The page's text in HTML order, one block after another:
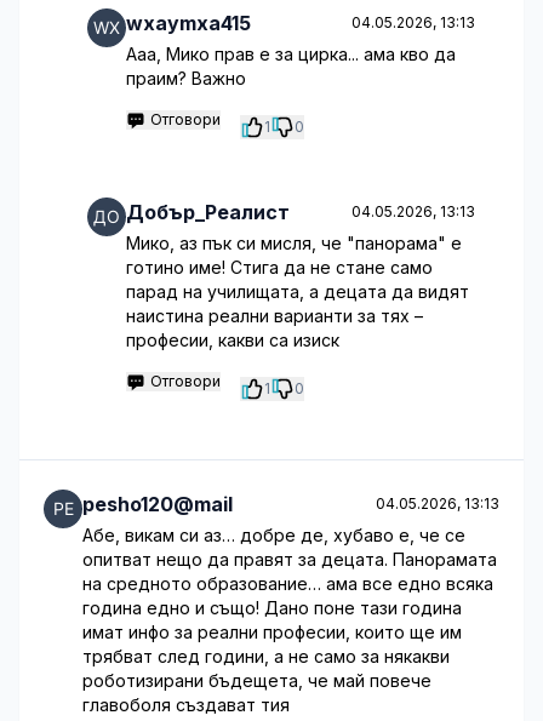
wxaymxa415 04.05.2026, 13:13
Ааа, Мико прав е за цирка... ама кво да
праим? Важно
Отговори 1 0
Добър_Реалист 04.05.2026, 13:13
Мико, аз пък си мисля, че "панорама" е
готино име! Стига да не стане само
парад на училищата, а децата да видят
наистина реални варианти за тях –
професии, какви са изиск
Отговори 1 0
pesho120@mail 04.05.2026, 13:13
Абе, викам си аз… добре де, хубаво е, че се
опитват нещо да правят за децата. Панорамата
на средното образование… ама все едно всяка
година едно и също! Дано поне тази година
имат инфо за реални професии, които ще им
трябват след години, а не само за някакви
роботизирани бъдещета, че май повече
главоболя създават тия